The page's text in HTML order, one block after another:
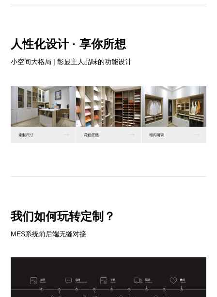
人性化设计 · 享你所想
小空间大格局 | 彰显主人品味的功能设计
我们如何玩转定制？
MES系统前后端无缝对接